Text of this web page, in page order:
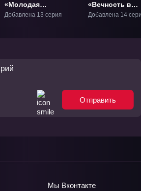
«Молодая
императорская
Добавлена 13 серия
«Вечность в
моменте» ТВ-1
Добавлена 14
Отправить
Мы Вконтакте